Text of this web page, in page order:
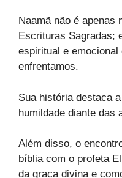
Naamã não é apenas
Escrituras Sagradas;
espiritual e emocional
enfrentamos.
Sua história destaca
humildade diante das
Além disso, o
bíblia com o profeta
da graça divina e